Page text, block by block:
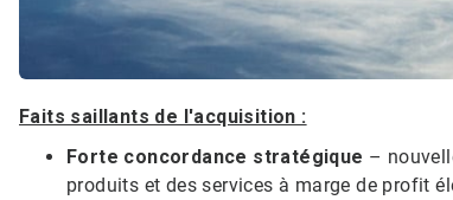
Faits saillants de l'acquisition :
Forte concordance stratégique –
produits et des services à marge de profit